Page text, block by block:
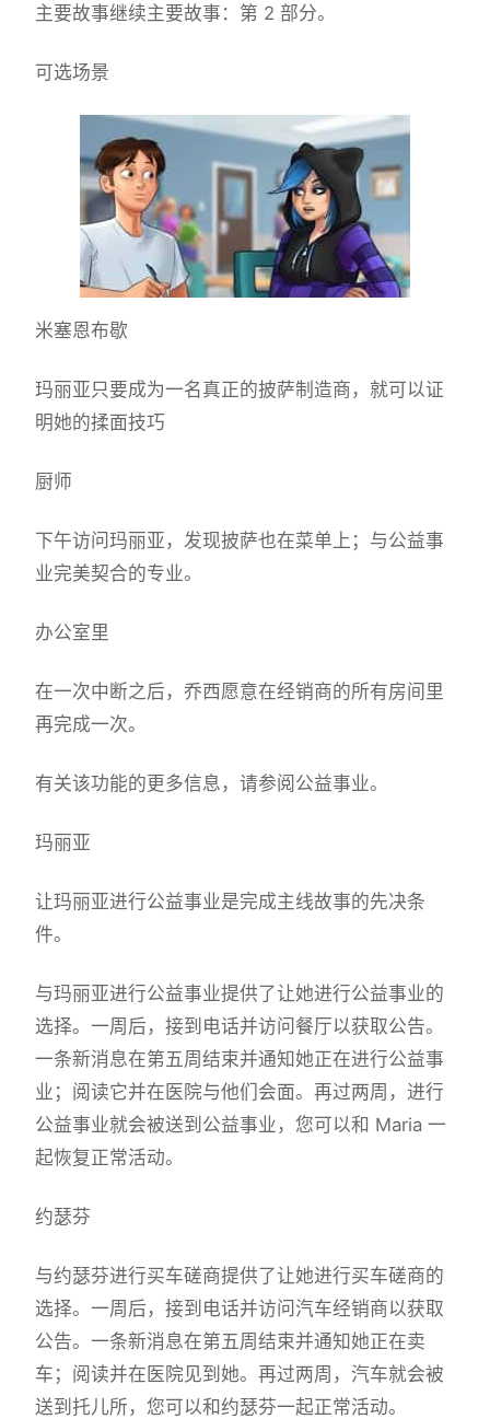
主要故事继续主要故事：第 2 部分。
可选场景
米塞恩布歇
玛丽亚只要成为一名真正的披萨制造商，就可以证
明她的揉面技巧
厨师
下午访问玛丽亚，发现披萨也在菜单上；与公益事
业完美契合的专业。
办公室里
在一次中断之后，乔西愿意在经销商的所有房间里
再完成一次。
有关该功能的更多信息，请参阅公益事业。
玛丽亚
让玛丽亚进行公益事业是完成主线故事的先决条
件。
与玛丽亚进行公益事业提供了让她进行公益事业的
选择。一周后，接到电话并访问餐厅以获取公告。
一条新消息在第五周结束并通知她正在进行公益事
业；阅读它并在医院与他们会面。再过两周，进行
公益事业就会被送到公益事业，您可以和 Maria 一
起恢复正常活动。
约瑟芬
与约瑟芬进行买车磋商提供了让她进行买车磋商的
选择。一周后，接到电话并访问汽车经销商以获取
公告。一条新消息在第五周结束并通知她正在卖
车；阅读并在医院见到她。再过两周，汽车就会被
送到托儿所，您可以和约瑟芬一起正常活动。